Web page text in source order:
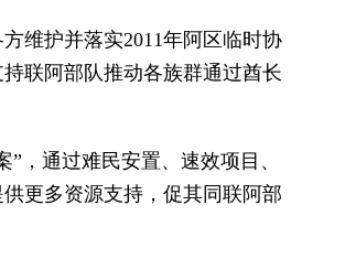
维护并落实2011年阿区临时协
联阿部队推动各族群通过酋长
，通过难民安置、速效项目、
更多资源支持，促其同联阿部